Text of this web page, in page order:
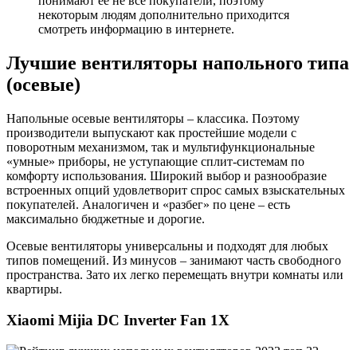
некоторым людям дополнительно приходится
смотреть информацию в интернете.
Лучшие вентиляторы напольного типа
(осевые)
Напольные осевые вентиляторы – классика. Поэтому
производители выпускают как простейшие модели с
поворотным механизмом, так и мультифункциональные
«умные» приборы, не уступающие сплит-системам по
комфорту использования. Широкий выбор и разнообразие
встроенных опций удовлетворит спрос самых взыскательных
покупателей. Аналогичен и «разбег» по цене – есть
максимально бюджетные и дорогие.
Осевые вентиляторы универсальны и подходят для любых
типов помещений. Из минусов – занимают часть свободного
пространства. Зато их легко перемещать внутри комнаты или
квартиры.
Xiaomi Mijia DC Inverter Fan 1X